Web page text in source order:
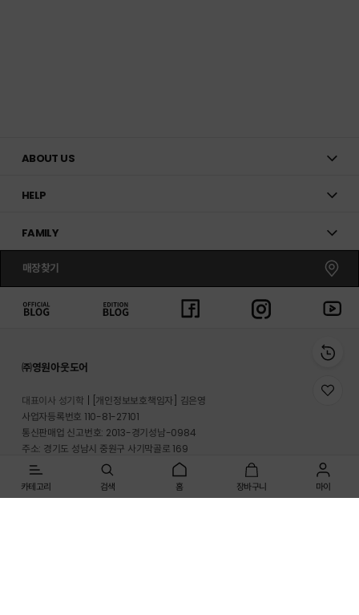
카테고리 검색 홈 장바구니 마이
ABOUT US
HELP
FAMILY
매장찾기
㈜영원아웃도어
대표이사 성기학
[개인정보보호책임자] 김은영
사업자등록번호 110-81-27101
통신판매업 신고번호: 2013-경기성남-0984
주소: 경기도 성남시 중원구 사기막골로 169
반송지 주소 : 경기도 이천시 마장면 프리미엄 아울렛로 33-20
온라인몰 고객지원실: 1661-3512
위
이
동